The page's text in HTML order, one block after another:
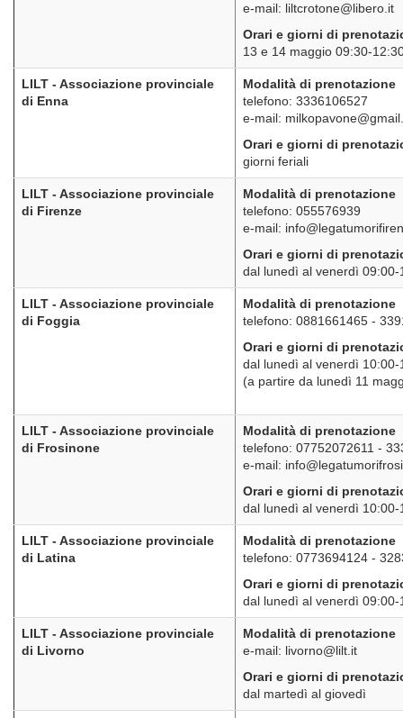
e-mail: liltcrotone@libero.it
Orari e giorni di
13 e 14 maggio 09:30-
LILT - Associazione provinciale
di Enna
Modalità di prenotazione
telefono: 3336106527
e-mail:
Orari e giorni di
giorni feriali
LILT - Associazione provinciale
di Firenze
Modalità di prenotazione
telefono: 055576939
e-mail:
Orari e giorni di
dal lunedì al venerdì 09:00-
LILT - Associazione provinciale
di Foggia
Modalità di prenotazione
telefono: 0881661465 -
Orari e giorni di
dal lunedì al venerdì
(a partire da lunedì 11
LILT - Associazione provinciale
di Frosinone
Modalità di prenotazione
telefono: 07752072611 -
e-mail:
Orari e giorni di
dal lunedì al venerdì 10:00-
LILT - Associazione provinciale
di Latina
Modalità di prenotazione
telefono: 0773694124 -
Orari e giorni di
dal lunedì al venerdì 09:00-
LILT - Associazione provinciale
di Livorno
Modalità di prenotazione
e-mail: livorno@lilt.it
Orari e giorni di
dal martedì al giovedì